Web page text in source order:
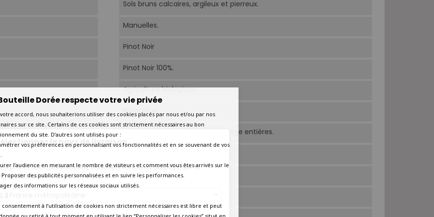
le pays de livraison
prix et les frais peuvent varier en fonction du pays/de la
de livraison.
Sols bruns calcaires, argileux et pierreux.
Manuelles.
Pinot Noir
Pinot Noir 100%.
Agriculture biologique.
Biologique
Vinification avec 70% de vendange entières.
15°C-17°C.
Dorée respecte votre vie privée
accord, nous souhaiterions utiliser des cookies placés par nous et/ou par nos
sur ce site. Certains de ces cookies sont strictement nécessaires au bon
du site. D’autres sont utilisés pour :
vos préférences en personnalisant vos fonctionnalités et en se souvenant de vos
l’audience en mesurant le nombre de visiteurs et comment vous êtes arrivés sur le
Proposer des publicités personnalisées et en suivre les performances.
des informations sur les réseaux sociaux utilisés.
consentement à l’utilisation de cookies non strictement nécessaires est libre et peut
ou retiré à tout moment en utilisant le lien “Personnaliser les cookies” situé en